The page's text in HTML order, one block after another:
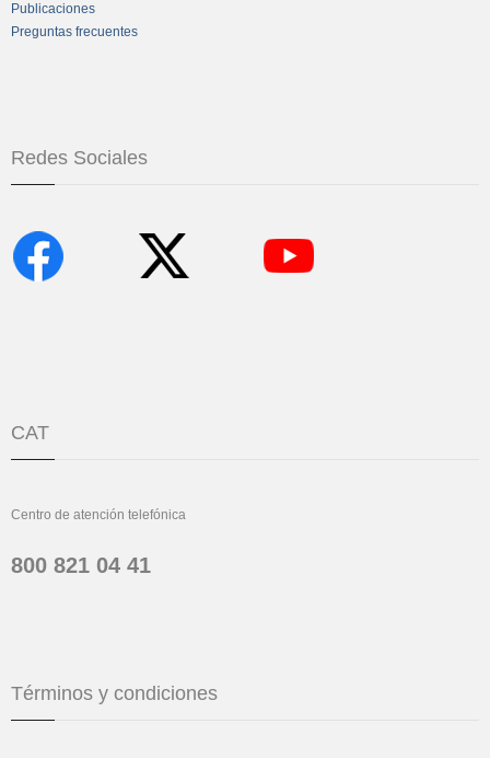
Publicaciones
Preguntas frecuentes
Redes Sociales
CAT
Centro de atención telefónica
800 821 04 41
Términos y condiciones